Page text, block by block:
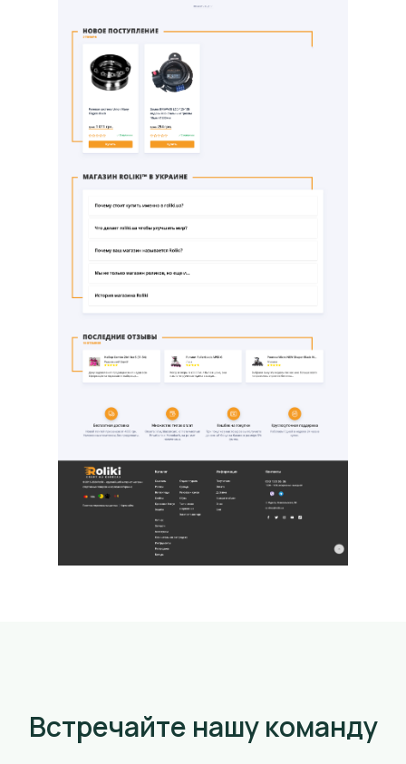
Встречайте нашу команду